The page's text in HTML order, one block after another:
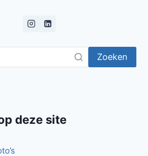
Zoeken
deze site